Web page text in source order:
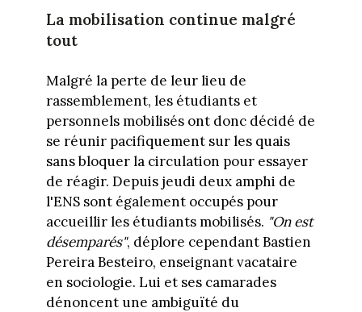
La mobilisation continue malgré
tout
Malgré la perte de leur lieu de
rassemblement, les étudiants et
personnels mobilisés ont donc décidé de
se réunir pacifiquement sur les quais
sans bloquer la circulation pour essayer
de réagir. Depuis jeudi deux amphi de
l'ENS sont également occupés pour
accueillir les étudiants mobilisés. "On est
désemparés", déplore cependant Bastien
Pereira Besteiro, enseignant vacataire
en sociologie. Lui et ses camarades
dénoncent une ambiguïté du